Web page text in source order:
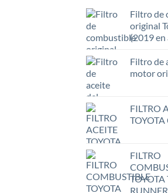
Filtro de
original
(2019 en
Filtro de
motor
FILTRO
FILTRO
TOYOTA